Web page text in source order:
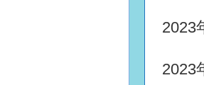
2023
2023